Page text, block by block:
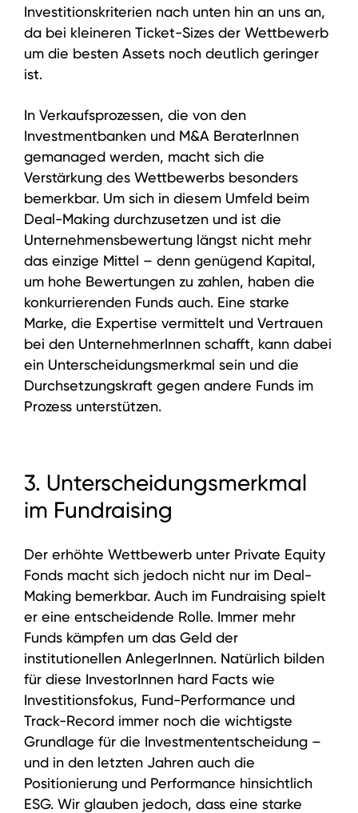
Investmentansatz
Wertsteigerungsansatz
M&A Berater
Investitionskriterien nach unten hin an uns an,
da bei kleineren Ticket-Sizes der Wettbewerb
um die besten Assets noch deutlich geringer
ist.
In Verkaufsprozessen, die von den
Investmentbanken und M&A BeraterInnen
gemanaged werden, macht sich die
Verstärkung des Wettbewerbs besonders
bemerkbar. Um sich in diesem Umfeld beim
Deal-Making durchzusetzen und ist die
Unternehmensbewertung längst nicht mehr
das einzige Mittel – denn genügend Kapital,
um hohe Bewertungen zu zahlen, haben die
konkurrierenden Funds auch. Eine starke
Marke, die Expertise vermittelt und Vertrauen
bei den UnternehmerInnen schafft, kann dabei
ein Unterscheidungsmerkmal sein und die
Durchsetzungskraft gegen andere Funds im
Prozess unterstützen.
3. Unterscheidungsmerkmal
im Fundraising
Der erhöhte Wettbewerb unter Private Equity
Fonds macht sich jedoch nicht nur im Deal-
Making bemerkbar. Auch im Fundraising spielt
er eine entscheidende Rolle. Immer mehr
Funds kämpfen um das Geld der
institutionellen AnlegerInnen. Natürlich bilden
für diese InvestorInnen hard Facts wie
Investitionsfokus, Fund-Performance und
Track-Record immer noch die wichtigste
Grundlage für die Investmententscheidung –
und in den letzten Jahren auch die
Positionierung und Performance hinsichtlich
ESG. Wir glauben jedoch, dass eine starke